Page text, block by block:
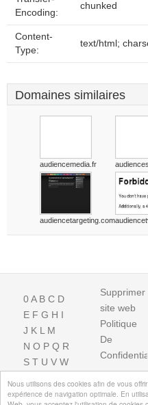
Nous utilisons des cookies afin de vous
expérience de navigation optimale. En
Encoding:
chunked
Content-
Type:
text/html;
Domaines similaires
audiencemedia.fr
audiencetargeting.com
0A B C D
E F G H I
J K L M
N O P Q R
S T U V W
Supprimer
site web
Politique
De